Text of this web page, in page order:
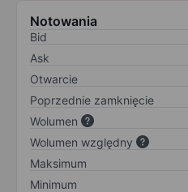
Notowania
Bid
Ask
Otwarcie
Poprzednie zamknięcie
Wolumen
Wolumen względny
Maksimum
Minimum